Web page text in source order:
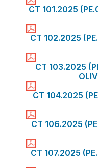
CT 101.2025
CT 102.2025
CT 103.2025
CT 104.2025
CT 106.2025
CT 107.2025